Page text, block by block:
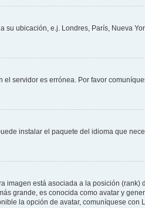
ubicación, e.j. Londres, París, Nueva
servidor es errónea. Por favor
instalar el paquete del idioma que
imagen está asociada a la posición (rank)
grande, es conocida como avatar y
la opción de avatar, comuníquese con